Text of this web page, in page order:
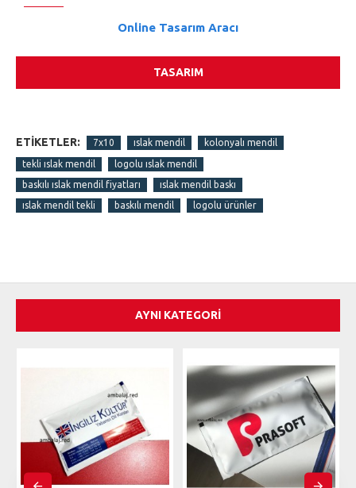
Online Tasarım Aracı
TASARIM
ETIKETLER: 7x10 ıslak mendil kolonyalı mendil
tekli ıslak mendil
logolu ıslak mendil
baskılı ıslak mendil fiyatları
ıslak mendil baskı
ıslak mendil tekli
baskılı mendil logolu ürünler
AYNI KATEGORI